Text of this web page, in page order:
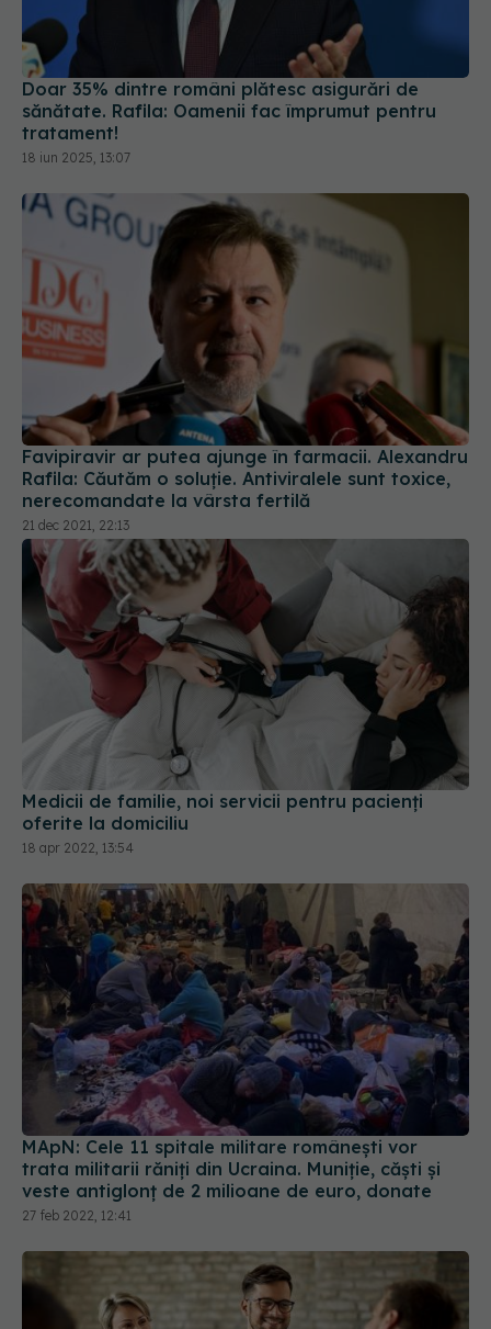
Doar 35% dintre români plătesc asigurări de
sănătate. Rafila: Oamenii fac împrumut pentru
tratament!
18 iun 2025, 13:07
Favipiravir ar putea ajunge în farmacii. Alexandru
Rafila: Căutăm o soluție. Antiviralele sunt toxice,
nerecomandate la vârsta fertilă
21 dec 2021, 22:13
Medicii de familie, noi servicii pentru pacienți
oferite la domiciliu
18 apr 2022, 13:54
MApN: Cele 11 spitale militare românești vor
trata militarii răniți din Ucraina. Muniție, căști și
veste antiglonț de 2 milioane de euro, donate
27 feb 2022, 12:41